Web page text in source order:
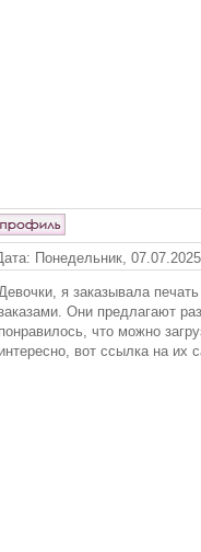
Понедельник,
я заказывала
Они предлагают
понравилось, что можно
интересно, вот ссылка на их